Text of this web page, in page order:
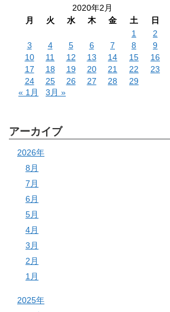
2020年2月
月
火 水 木 金 土
日
1
2
3
4 5 6 7 8
9
10
11 12 13 14 15
16
17
18 19 20 21 22
23
24
25 26 27 28
29
« 1月
3月 »
アーカイブ
2026年
8月
7月
6月
5月
4月
3月
2月
1月
2025年